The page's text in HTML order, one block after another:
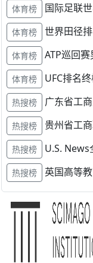
体育榜 国际足联
体育榜 世界田径
体育榜 ATP巡回
体育榜 UFC排名
热搜榜 广东省工
热搜榜 贵州省工
热搜榜 U.S. News
热搜榜 英国高等